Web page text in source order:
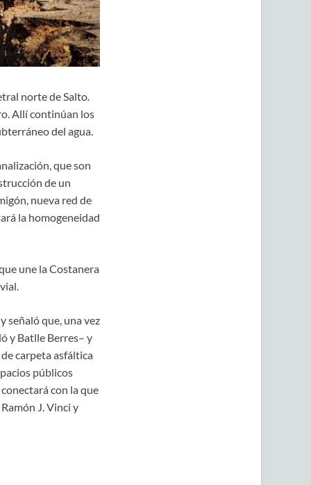
norte de Salto.
Allí continúan los
del agua.
que son
de un
nueva red de
la homogeneidad
une la Costanera
señaló que, una vez
y Batlle Berres– y
carpeta asfáltica
públicos
con la que
J. Vinci y